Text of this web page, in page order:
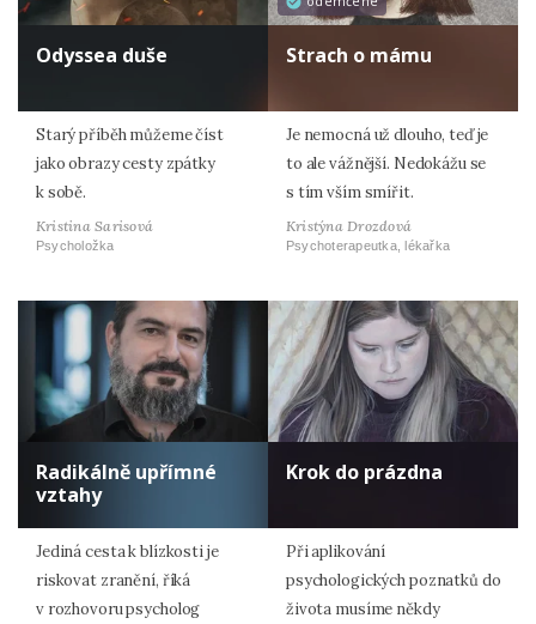
Odyssea duše
Starý příběh můžeme číst
jako obrazy cesty zpátky
k sobě.
Kristina Sarisová
Psycholožka
Strach o mámu
Je nemocná už dlouho, teď je
to ale vážnější. Nedokážu se
s tím vším smířit.
Kristýna Drozdová
Psychoterapeutka, lékařka
Radikálně upřímné
vztahy
Jediná cesta k blízkosti je
riskovat zranění, říká
v rozhovoru psycholog
Krok do prázdna
Při aplikování
psychologických poznatků do
života musíme někdy